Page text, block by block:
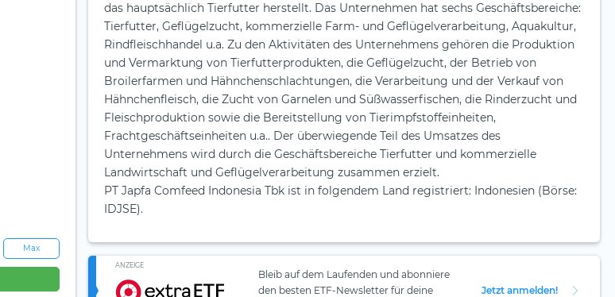
Max
das hauptsächlich Tierfutter herstellt. Das Unternehmen hat sechs Geschäftsbereiche:
Tierfutter, Geflügelzucht, kommerzielle Farm- und Geflügelverarbeitung, Aquakultur,
Rindfleischhandel u.a. Zu den Aktivitäten des Unternehmens gehören die Produktion
und Vermarktung von Tierfutterprodukten, die Geflügelzucht, der Betrieb von
Broilerfarmen und Hähnchenschlachtungen, die Verarbeitung und der Verkauf von
Hähnchenfleisch, die Zucht von Garnelen und Süßwasserfischen, die Rinderzucht und
Fleischproduktion sowie die Bereitstellung von Tierimpfstoffeinheiten,
Frachtgeschäftseinheiten u.a.. Der überwiegende Teil des Umsatzes des
Unternehmens wird durch die Geschäftsbereiche Tierfutter und kommerzielle
Landwirtschaft und Geflügelverarbeitung zusammen erzielt.
PT Japfa Comfeed Indonesia Tbk ist in folgendem Land registriert: Indonesien (Börse:
IDJSE).
ANZEIGE
Bleib auf dem Laufenden und abonniere
den besten ETF-Newsletter für deine
Jetzt anmelden!